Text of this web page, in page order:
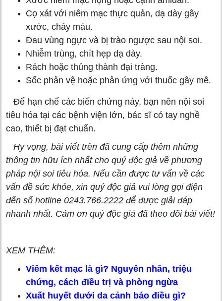
Cọ xát với niêm mạc thực quản, dạ dày gây
xước, chảy máu.
Đau vùng ngực và bị trào ngược sau nội soi.
Nhiễm trùng, chít hẹp dạ dày.
Rách hoặc thủng thành đại tràng.
Sốc phản vệ hoặc phản ứng với thuốc gây mê.
Để hạn chế các biến chứng này, bạn nên nội soi
tiêu hóa tại các bệnh viện lớn, bác sĩ có tay nghề
cao, thiết bị đạt chuẩn.
Hy vọng, bài viết trên đã cung cấp thêm những
thông tin hữu ích nhất cho quý độc giả về phương
pháp nội soi tiêu hóa. Nếu cần được tư vấn về các
vấn đề sức khỏe, xin quý độc giả vui lòng gọi điện
đến số hotline 0243.766.2222 để được giải đáp
nhanh nhất. Cảm ơn quý độc giả đã theo dõi bài viết!
XEM THÊM:
Viêm kết mạc là gì? Nguyên nhân, triệu
chứng, cách điều trị và phòng ngừa
Xuất huyết dưới da cảnh báo điều gì?